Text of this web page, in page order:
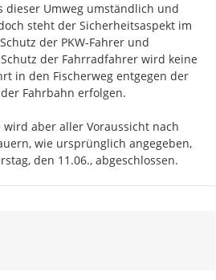
dieser Umweg umständlich und
steht der Sicherheitsaspekt im
der PKW-Fahrer und
der Fahrradfahrer wird keine
in den Fischerweg entgegen der
Fahrbahn erfolgen.
wird aber aller Voraussicht nach
wie ursprünglich angegeben,
den 11.06., abgeschlossen.